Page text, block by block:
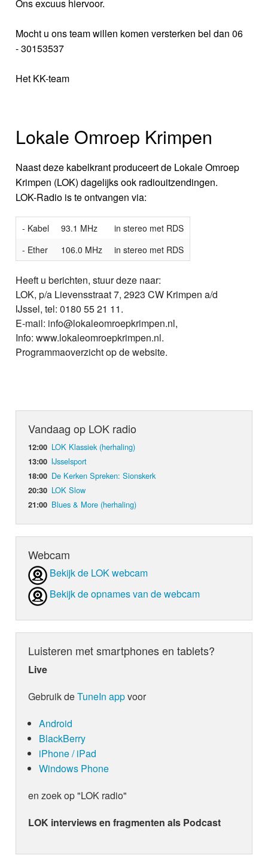
Ons excuus hiervoor.
Mocht u ons team willen komen versterken bel dan 06
- 30153537
Het KK-team
Lokale Omroep Krimpen
Naast deze kabelkrant produceert de Lokale Omroep
Krimpen (LOK) dagelijks ook radiouitzendingen.
LOK-Radio is te ontvangen via:
- Kabel 93.1 MHz
in stereo met RDS
- Ether
106.0 MHz in stereo met RDS
Heeft u berichten, stuur deze naar:
LOK, p/a Lievensstraat 7, 2923 CW Krimpen a/d
IJssel, tel: 0180 55 21 11.
E-mail: info@lokaleomroepkrimpen.nl,
Info: www.lokaleomroepkrimpen.nl.
Programmaoverzicht op de website.
Vandaag op LOK radio
12:00 LOK Klassiek (herhaling)
13:00 IJsselsport
18:00 De Kerken Spreken: Sionskerk
20:30 LOK Slow
21:00 Blues & More (herhaling)
Webcam
Bekijk de LOK webcam
Bekijk de opnames van de webcam
Luisteren met smartphones en tablets?
Live
Gebruik deTuneIn appvoor
Android
BlackBerry
iPhone / iPad
Windows Phone
en zoek op "LOK radio"
LOK interviews en fragmenten als Podcast